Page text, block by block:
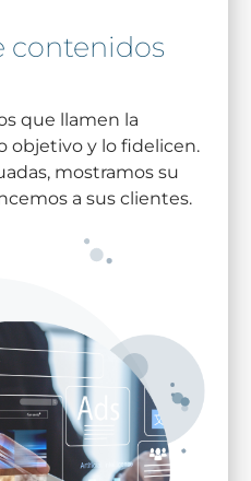
contenidos
que llamen la
objetivo y lo fidelicen.
mostramos su
a sus clientes.